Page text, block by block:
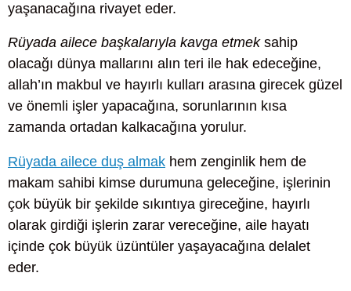
yaşanacağına rivayet eder.
Rüyada ailece başkalarıyla kavga etmeksahip
olacağı dünya mallarını alın teri ile hak edeceğine,
allah’ın makbul ve hayırlı kulları arasına girecek güzel
ve önemli işler yapacağına, sorunlarının kısa
zamanda ortadan kalkacağına yorulur.
Rüyada ailece duş almak hem zenginlik hem de
makam sahibi kimse durumuna geleceğine, işlerinin
çok büyük bir şekilde sıkıntıya gireceğine, hayırlı
olarak girdiği işlerin zarar vereceğine, aile hayatı
içinde çok büyük üzüntüler yaşayacağına delalet
eder.